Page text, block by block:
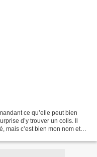
ce qu’elle peut bien
d’y trouver un colis. Il
mais c’est bien mon nom et